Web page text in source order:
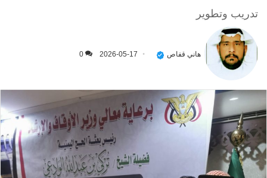
تدريب وتطوير
هاني قفاص 2026-05-17
0